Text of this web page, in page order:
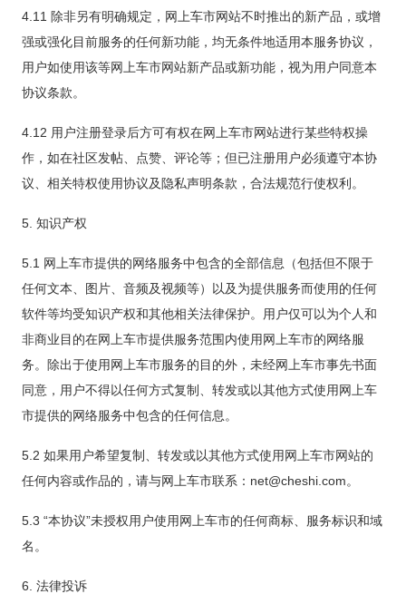
4.11 除非另有明确规定，网上车市网站不时推出的新产品，或增
强或强化目前服务的任何新功能，均无条件地适用本服务协议，
用户如使用该等网上车市网站新产品或新功能，视为用户同意本
协议条款。
4.12 用户注册登录后方可有权在网上车市网站进行某些特权操
作，如在社区发帖、点赞、评论等；但已注册用户必须遵守本协
议、相关特权使用协议及隐私声明条款，合法规范行使权利。
5. 知识产权
5.1 网上车市提供的网络服务中包含的全部信息（包括但不限于
任何文本、图片、音频及视频等）以及为提供服务而使用的任何
软件等均受知识产权和其他相关法律保护。用户仅可以为个人和
非商业目的在网上车市提供服务范围内使用网上车市的网络服
务。除出于使用网上车市服务的目的外，未经网上车市事先书面
同意，用户不得以任何方式复制、转发或以其他方式使用网上车
市提供的网络服务中包含的任何信息。
5.2 如果用户希望复制、转发或以其他方式使用网上车市网站的
任何内容或作品的，请与网上车市联系：net@cheshi.com。
5.3 “本协议”未授权用户使用网上车市的任何商标、服务标识和域
名。
6. 法律投诉